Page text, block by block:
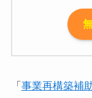
「 事業再構築補